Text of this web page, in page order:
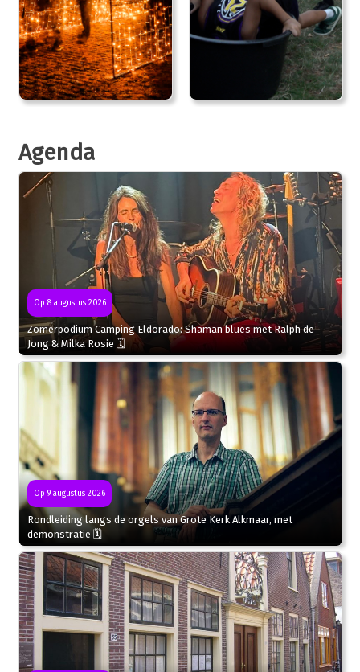
Agenda
Op 8 augustus 2026
Zomerpodium Camping Eldorado: Shaman blues met Ralph de
Jong & Milka Rosie 🗓
Op 9 augustus 2026
Rondleiding langs de orgels van Grote Kerk Alkmaar, met
demonstratie 🗓